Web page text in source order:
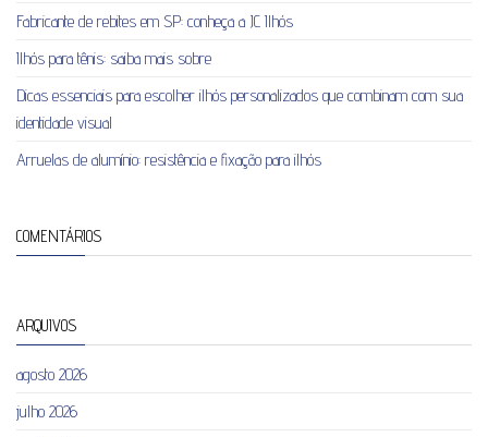
Fabricante de rebites em SP: conheça a JC Ilhós
Ilhós para tênis: saiba mais sobre
Dicas essenciais para escolher ilhós personalizados que combinam com sua
identidade visual
Arruelas de alumínio: resistência e fixação para ilhós
COMENTÁRIOS
ARQUIVOS
agosto 2026
julho 2026